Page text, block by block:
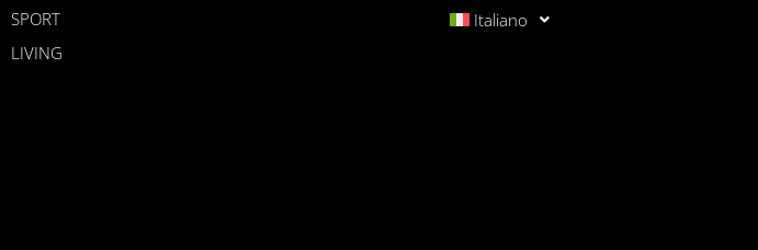
SPORT
LIVING
Italiano